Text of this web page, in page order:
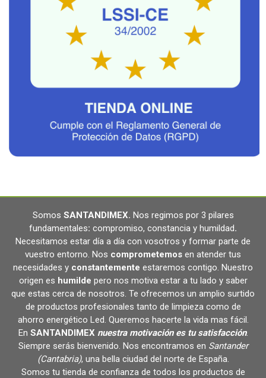
Somos SANTANDIMEX. Nos regimos por 3 pilares
fundamentales: compromiso, constancia y humildad.
Necesitamos estar día a día con vosotros y formar parte de
vuestro entorno. Nos comprometemos en atender tus
necesidades y constantemente estaremos contigo. Nuestro
origen es humilde pero nos motiva estar a tu lado y saber
que estas cerca de nosotros. Te ofrecemos un amplio surtido
de productos profesionales tanto de limpieza como de
ahorro energético Led. Queremos hacerte la vida mas fácil.
En SANTANDIMEX nuestra motivación es tu satisfacción.
Siempre serás bienvenido. Nos encontramos en Santander
(Cantabria), una bella ciudad del norte de España.
Somos tu tienda de confianza de todos los productos de